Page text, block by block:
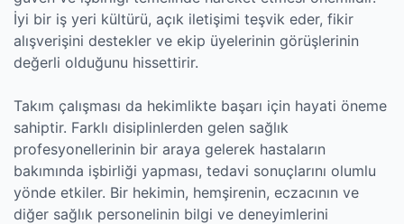
İyi bir iş yeri kültürü, açık iletişimi teşvik eder, fikir
alışverişini destekler ve ekip üyelerinin görüşlerinin
değerli olduğunu hissettirir.
Takım çalışması da hekimlikte başarı için hayati öneme
sahiptir. Farklı disiplinlerden gelen sağlık
profesyonellerinin bir araya gelerek hastaların
bakımında işbirliği yapması, tedavi sonuçlarını olumlu
yönde etkiler. Bir hekimin, hemşirenin, eczacının ve
diğer sağlık personelinin bilgi ve deneyimlerini